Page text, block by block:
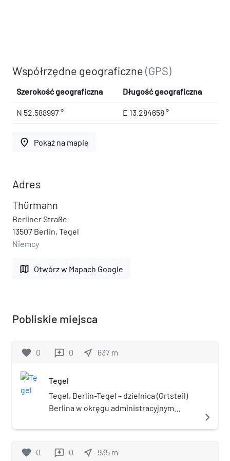
Współrzędne geograficzne(GPS)
Szerokość geograficzna Długość geograficzna
N 52.588997 ° E 13.284658 °
place Pokaż na mapie
Adres
Thürmann
Berliner Straße
13507 Berlin, Tegel
Niemcy
map Otwórz w Mapach Google
Pobliskie miejsca
favorite 0 reviews 0 near_me 637 m
Tegel
Tegel, Berlin-Tegel – dzielnica (Ortsteil)
Berlina w okręgu administracyjnym
granicach miasta. W dzielnicy znajduje
Tegel, Zakład Karny Tegel.
navigate_next
favorite 0 reviews 0 near_me 935 m